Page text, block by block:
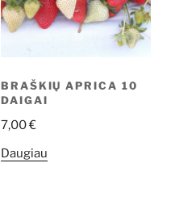
BRAŠKIŲ APRICA 10
DAIGAI
7,00€
Daugiau